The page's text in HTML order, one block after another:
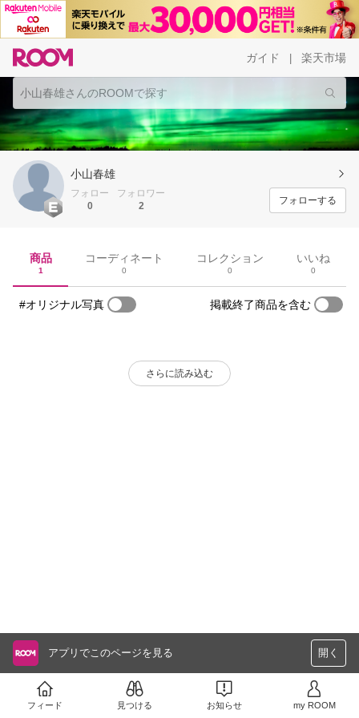
ガイド 楽天市場
小山春雄
フォロー
0
フォロワー
2
フォローする
商品
1
コーディネート
0
コレクション
0
いいね
0
#オリジナル写真 掲載終了商品を含む
さらに読み込む
アプリでこのページを見る 開く
フィード 見つける お知らせ my ROOM